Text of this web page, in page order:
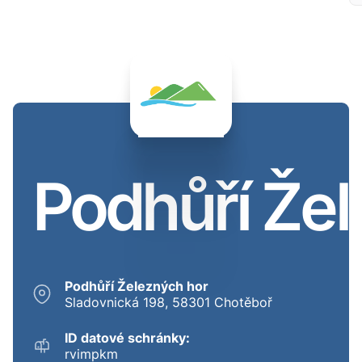
Podhůří
Podhůří Železných hor
Sladovnická 198, 58301 Chotěboř
ID datové schránky:
rvimpkm